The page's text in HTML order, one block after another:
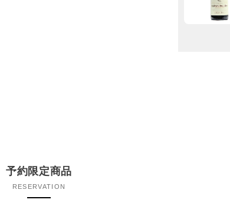
予約限定商品
RESERVATION